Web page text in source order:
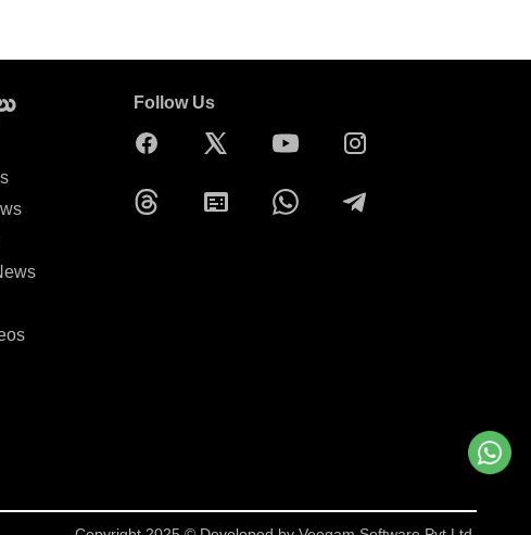
Follow Us